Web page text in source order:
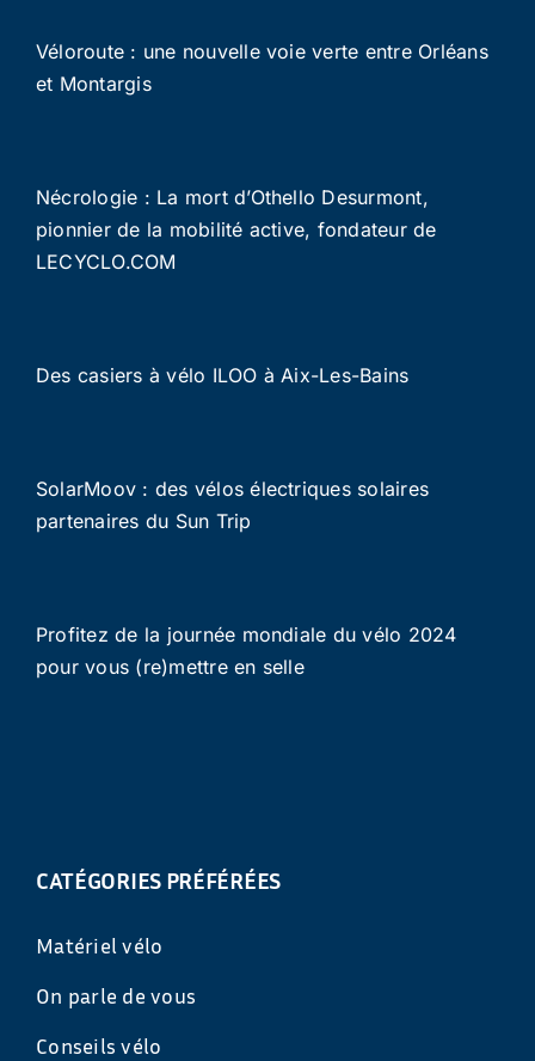
Véloroute : une nouvelle voie verte entre Orléans
et Montargis
Nécrologie : La mort d’Othello Desurmont,
pionnier de la mobilité active, fondateur de
LECYCLO.COM
Des casiers à vélo ILOO à Aix-Les-Bains
SolarMoov : des vélos électriques solaires
partenaires du Sun Trip
Profitez de la journée mondiale du vélo 2024
pour vous (re)mettre en selle
CATÉGORIES PRÉFÉRÉES
Matériel vélo
On parle de vous
Conseils vélo